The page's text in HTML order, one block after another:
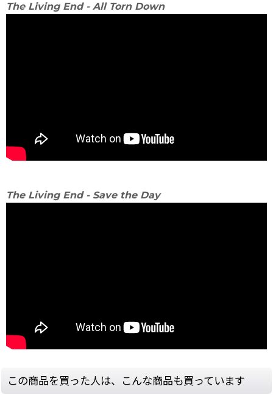
The Living End - All Torn Down
The Living End - Save the Day
この商品を買った人は、こんな商品も買っています